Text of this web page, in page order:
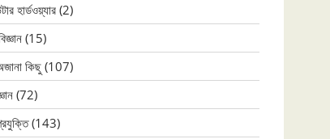
হার্ডওয়্যার (2)
(15)
কিছু(107)
(72)
(143)